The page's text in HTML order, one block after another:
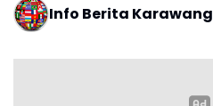
Info Berita Karawang